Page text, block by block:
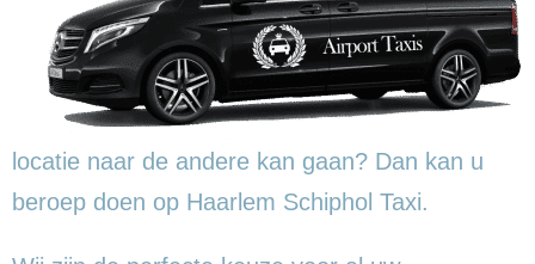
locatie naar de andere kan gaan? Dan kan u
beroep doen op Haarlem Schiphol Taxi.